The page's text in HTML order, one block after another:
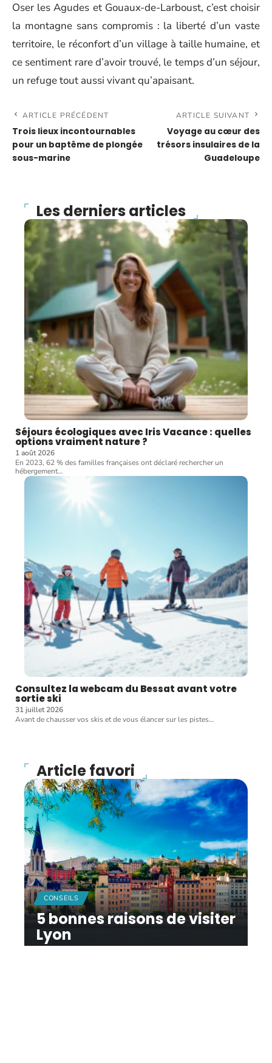
Oser les Agudes et Gouaux-de-Larboust, c’est choisir
la montagne sans compromis : la liberté d’un vaste
territoire, le réconfort d’un village à taille humaine, et
ce sentiment rare d’avoir trouvé, le temps d’un séjour,
un refuge tout aussi vivant qu’apaisant.
ARTICLE PRÉCÉDENT
Trois lieux incontournables
pour un baptême de plongée
sous-marine
ARTICLE SUIVANT
Voyage au cœur des
trésors insulaires de la
Guadeloupe
Les derniers articles
Séjours écologiques avec Iris Vacance : quelles
options vraiment nature ?
1 août 2026
En 2023, 62 % des familles françaises ont déclaré rechercher un
hébergement…
Consultez la webcam du Bessat avant votre
sortie ski
31 juillet 2026
Avant de chausser vos skis et de vous élancer sur les pistes…
Article favori
CONSEILS
5 bonnes raisons de visiter
Lyon